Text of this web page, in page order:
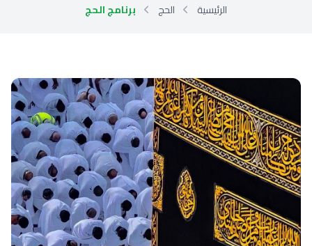
الرئيسية الحج برنامج الحج